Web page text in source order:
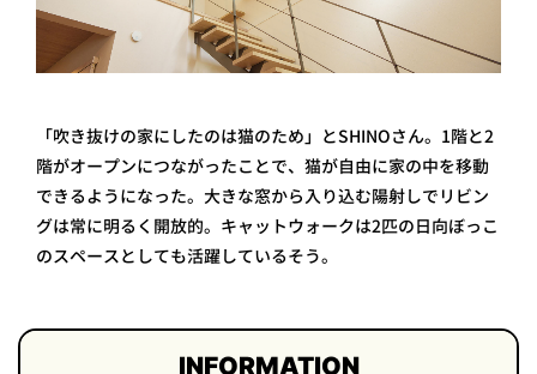
「吹き抜けの家にしたのは猫のため」とSHINOさん。1階と2
階がオープンにつながったことで、猫が自由に家の中を移動
できるようになった。大きな窓から入り込む陽射しでリビン
グは常に明るく開放的。キャットウォークは2匹の日向ぼっこ
のスペースとしても活躍しているそう。
INFORMATION